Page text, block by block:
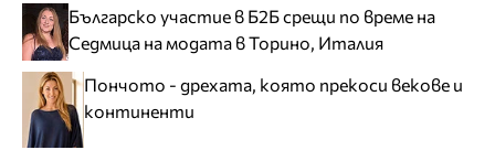
Българско участие в Б2Б срещи по време на
Седмица на модата в Торино, Италия
Пончото - дрехата, която прекоси векове и
континенти